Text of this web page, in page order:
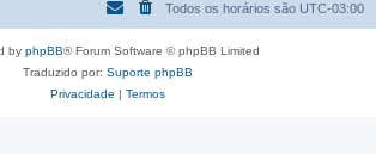
Todos os horários são UTC-03:00
by phpBB® Forum Software © phpBB Limited
Traduzido por: Suporte phpBB
Privacidade | Termos